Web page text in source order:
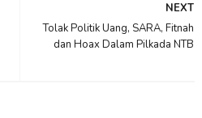
NEXT
Tolak Politik Uang, SARA, Fitnah
dan Hoax Dalam Pilkada NTB